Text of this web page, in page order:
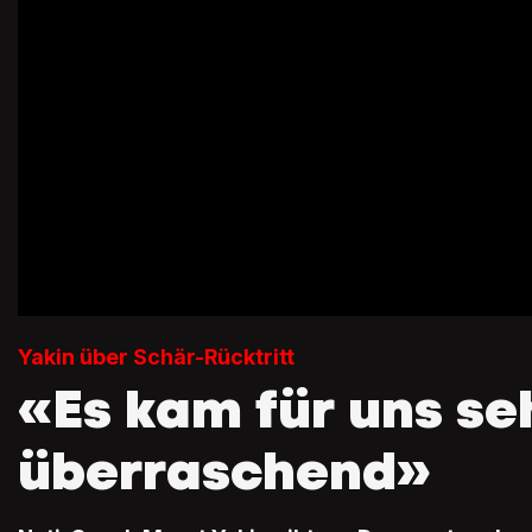
Yakin über Schär-Rücktritt
«Es kam für uns
überraschend»